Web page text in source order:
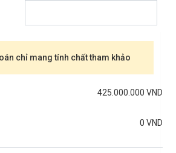
chỉ mang tính chất tham khảo
425.000.000 VND
0 VND